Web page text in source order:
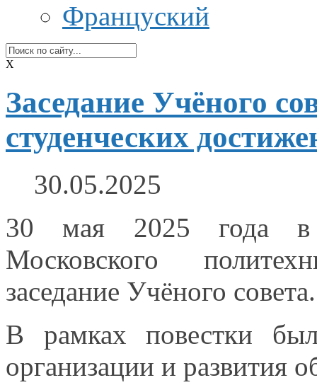
Француский
X
Заседание Учёного
студенческих
30.05.2025
30 мая 2025 года
Московского
заседание Учёного совета.
В рамках повестки
организации и развития